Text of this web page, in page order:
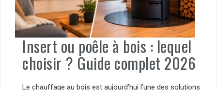
Insert ou poêle à bois : lequel
choisir ? Guide complet 2026
Le chauffage au bois est aujourd’hui l’une des solutions